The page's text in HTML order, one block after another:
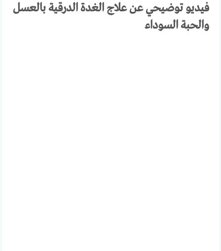
فيديو توضيحي عن علاج الغدة الدرقية بالعسل
والحبة السوداء